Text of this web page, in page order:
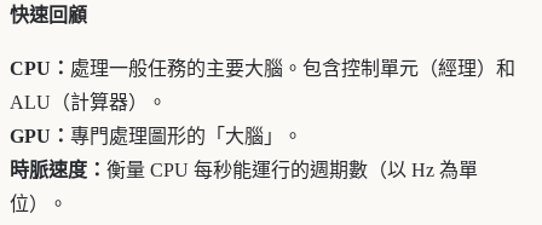
快速回顧
CPU： 處理一般任務的主要大腦。包含控制單元（經理）和
ALU（計算器）。
GPU： 專門處理圖形的「大腦」。
時脈速度： 衡量 CPU 每秒能運行的週期數（以 Hz 為單
位）。